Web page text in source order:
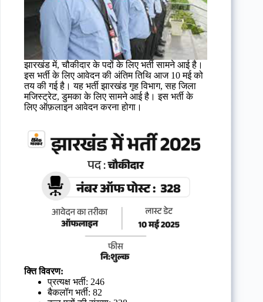
झारखंड में, चौकीदार के पदों के लिए भर्ती सामने आई है।
इस भर्ती के लिए आवेदन की अंतिम तिथि आज 10 मई को
तय की गई है। यह भर्ती झारखंड गृह विभाग, सह जिला
मजिस्ट्रेट, डुमका के लिए सामने आई है। इस भर्ती के
लिए ऑफ़लाइन आवेदन करना होगा।
क्ति विवरण:
प्रत्यक्ष भर्ती: 246
बैकलॉग भर्ती: 82